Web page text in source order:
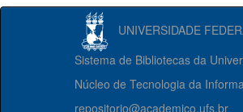
UNIVERSIDADE
Sistema de Bibliotecas da
Núcleo de Tecnologia da
repositorio@academico.ufs.br